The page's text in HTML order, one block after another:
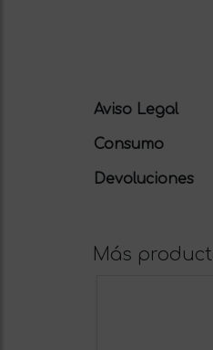
Aviso Legal
Consumo
Devoluciones
Más